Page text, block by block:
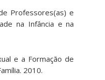
Professores(as) e
na Infância e na
e a Formação de
2010.